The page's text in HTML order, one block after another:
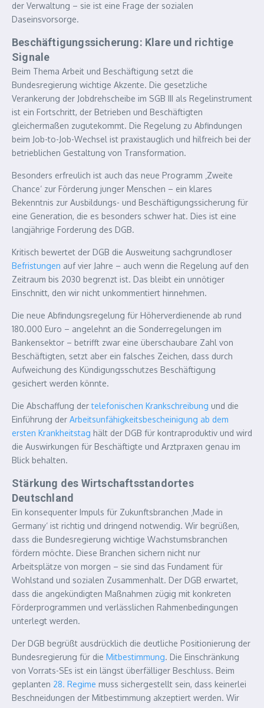
der Verwaltung – sie ist eine Frage der sozialen
Daseinsvorsorge.
Beschäftigungssicherung: Klare und richtige
Signale
Beim Thema Arbeit und Beschäftigung setzt die
Bundesregierung wichtige Akzente. Die gesetzliche
Verankerung der Jobdrehscheibe im SGB III als Regelinstrument
ist ein Fortschritt, der Betrieben und Beschäftigten
gleichermaßen zugutekommt. Die Regelung zu Abfindungen
beim Job-to-Job-Wechsel ist praxistauglich und hilfreich bei der
betrieblichen Gestaltung von Transformation.
Besonders erfreulich ist auch das neue Programm ‚Zweite
Chance‘ zur Förderung junger Menschen – ein klares
Bekenntnis zur Ausbildungs- und Beschäftigungssicherung für
eine Generation, die es besonders schwer hat. Dies ist eine
langjährige Forderung des DGB.
Kritisch bewertet der DGB die Ausweitung sachgrundloser
Befristungen auf vier Jahre – auch wenn die Regelung auf den
Zeitraum bis 2030 begrenzt ist. Das bleibt ein unnötiger
Einschnitt, den wir nicht unkommentiert hinnehmen.
Die neue Abfindungsregelung für Höherverdienende ab rund
180.000 Euro – angelehnt an die Sonderregelungen im
Bankensektor – betrifft zwar eine überschaubare Zahl von
Beschäftigten, setzt aber ein falsches Zeichen, dass durch
Aufweichung des Kündigungsschutzes Beschäftigung
gesichert werden könnte.
Die Abschaffung dertelefonischen Krankschreibung und die
Einführung der Arbeitsunfähigkeitsbescheinigung ab dem
ersten Krankheitstag hält der DGB für kontraproduktiv und wird
die Auswirkungen für Beschäftigte und Arztpraxen genau im
Blick behalten.
Stärkung des Wirtschaftsstandortes
Deutschland
Ein konsequenter Impuls für Zukunftsbranchen ‚Made in
Germany‘ ist richtig und dringend notwendig. Wir begrüßen,
dass die Bundesregierung wichtige Wachstumsbranchen
fördern möchte. Diese Branchen sichern nicht nur
Arbeitsplätze von morgen – sie sind das Fundament für
Wohlstand und sozialen Zusammenhalt. Der DGB erwartet,
dass die angekündigten Maßnahmen zügig mit konkreten
Förderprogrammen und verlässlichen Rahmenbedingungen
unterlegt werden.
Der DGB begrüßt ausdrücklich die deutliche Positionierung der
Bundesregierung für die Mitbestimmung. Die Einschränkung
von Vorrats-SEs ist ein längst überfälliger Beschluss. Beim
geplanten 28. Regime muss sichergestellt sein, dass keinerlei
Beschneidungen der Mitbestimmung akzeptiert werden. Wir